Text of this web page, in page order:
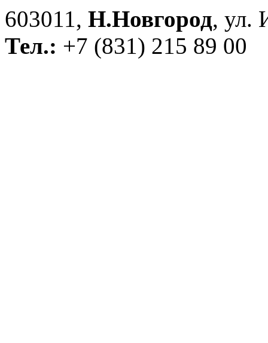
603011, Н.Новгород, ул.
Тел.: +7 (831) 215 89 00